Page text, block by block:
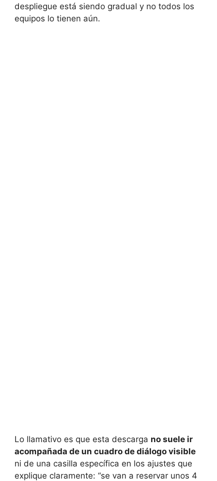
despliegue está siendo gradual y no todos los
equipos lo tienen aún.
Lo llamativo es que esta descarga no suele ir
acompañada de un cuadro de diálogo visible
ni de una casilla específica en los ajustes que
explique claramente: “se van a reservar unos 4